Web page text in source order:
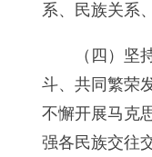
系、民族关系
（四）
斗、共同繁荣
不懈开展马克
强各民族交往